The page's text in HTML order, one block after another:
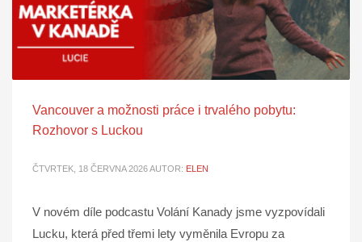
Vancouver a možnosti práce i trvalého pobytu:
Rozhovor s Luckou
ČTVRTEK, 18 ČERVNA 2026AUTOR: ELEN
V novém díle podcastu Volání Kanady jsme vyzpovídali
Lucku, která před třemi lety vyměnila Evropu za